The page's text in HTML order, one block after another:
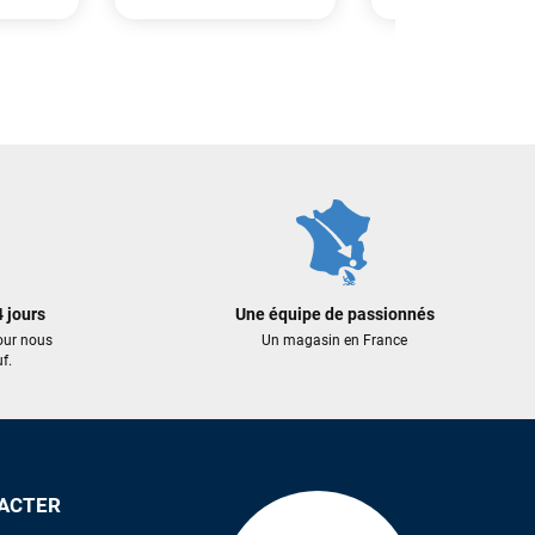
jours
nous
Une équipe de passionnés
Un magasin en France